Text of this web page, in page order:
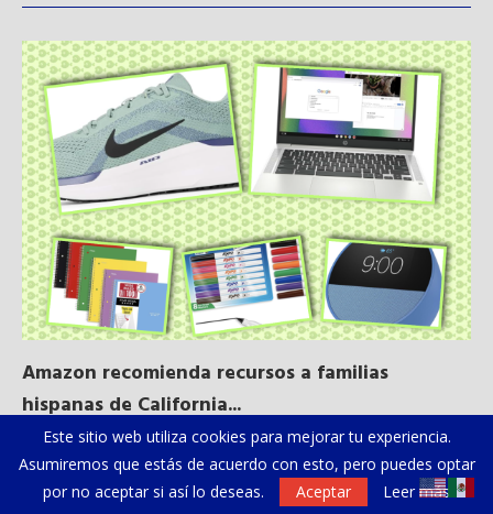
Amazon recomienda recursos a familias
hispanas de California...
NEWSLETTER
Este sitio web utiliza cookies para mejorar tu experiencia.
Asumiremos que estás de acuerdo con esto, pero puedes optar
por no aceptar si así lo deseas.
Aceptar Leer más